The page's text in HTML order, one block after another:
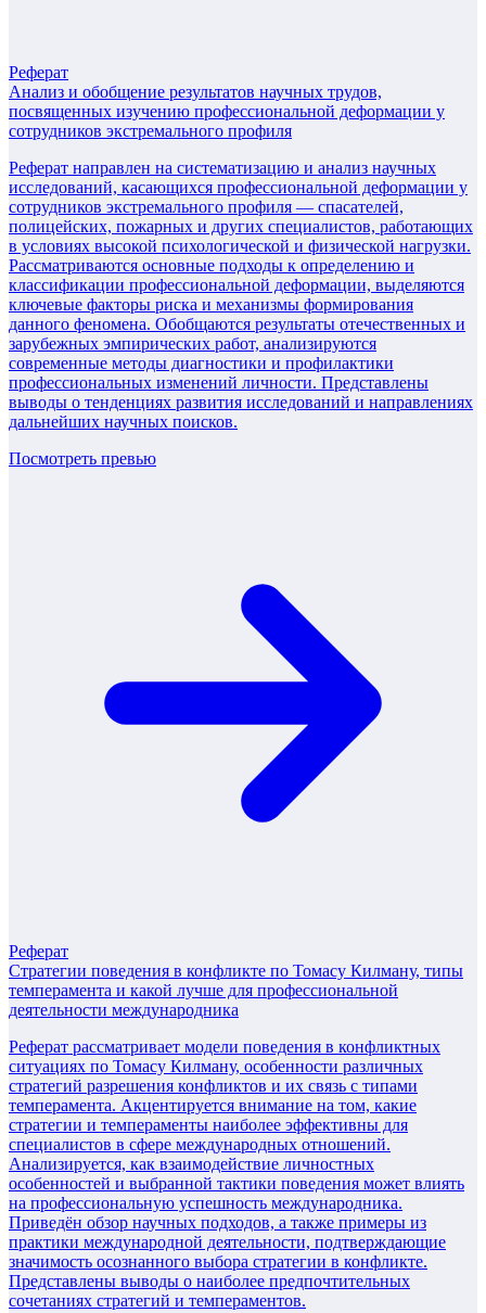
Реферат
Анализ и обобщение результатов научных трудов,
посвященных изучению профессиональной деформации у
сотрудников экстремального профиля
Реферат направлен на систематизацию и анализ научных
исследований, касающихся профессиональной деформации у
сотрудников экстремального профиля — спасателей,
полицейских, пожарных и других специалистов, работающих
в условиях высокой психологической и физической нагрузки.
Рассматриваются основные подходы к определению и
классификации профессиональной деформации, выделяются
ключевые факторы риска и механизмы формирования
данного феномена. Обобщаются результаты отечественных и
зарубежных эмпирических работ, анализируются
современные методы диагностики и профилактики
профессиональных изменений личности. Представлены
выводы о тенденциях развития исследований и направлениях
дальнейших научных поисков.
Посмотреть превью
Реферат
Стратегии поведения в конфликте по Томасу Килману, типы
темперамента и какой лучше для профессиональной
деятельности международника
Реферат рассматривает модели поведения в конфликтных
ситуациях по Томасу Килману, особенности различных
стратегий разрешения конфликтов и их связь с типами
темперамента. Акцентируется внимание на том, какие
стратегии и темпераменты наиболее эффективны для
специалистов в сфере международных отношений.
Анализируется, как взаимодействие личностных
особенностей и выбранной тактики поведения может влиять
на профессиональную успешность международника.
Приведён обзор научных подходов, а также примеры из
практики международной деятельности, подтверждающие
значимость осознанного выбора стратегии в конфликте.
Представлены выводы о наиболее предпочтительных
сочетаниях стратегий и темпераментов.